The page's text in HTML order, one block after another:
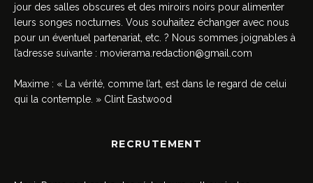
jour des salles obscures et des miroirs noirs pour alimenter
leurs songes nocturnes. Vous souhaitez échanger avec nous
pour un éventuel partenariat, etc. ? Nous sommes joignables à
l’adresse suivante : movierama.redaction@gmail.com
Maxime : « La vérité, comme l’art, est dans le regard de celui
qui la contemple. » Clint Eastwood
RECRUTEMENT